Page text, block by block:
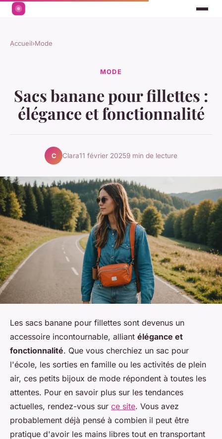
Accueil›Mode
MODE
Sacs banane pour fillettes :
élégance et fonctionnalité
C Clara11 février 20259 min de lecture
Les sacs banane pour fillettes sont devenus un
accessoire incontournable, alliant élégance et
fonctionnalité. Que vous cherchiez un sac pour
l'école, les sorties en famille ou les activités de plein
air, ces petits bijoux de mode répondent à toutes les
attentes. Pour en savoir plus sur les tendances
actuelles, rendez-vous sur ce site. Vous avez
probablement déjà pensé à combien il peut être
pratique d'avoir les mains libres tout en transportant